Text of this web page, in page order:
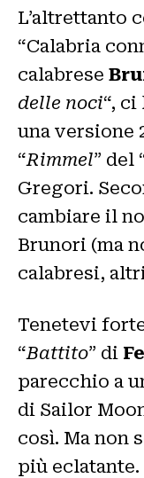
L’altrettanto
“Calabria
calabrese
delle noci“,
una versione
“Rimmel” del
Gregori.
cambiare il
Brunori (ma
calabresi,
Tenetevi
“Battito” di
parecchio a
di Sailor
così. Ma non
più